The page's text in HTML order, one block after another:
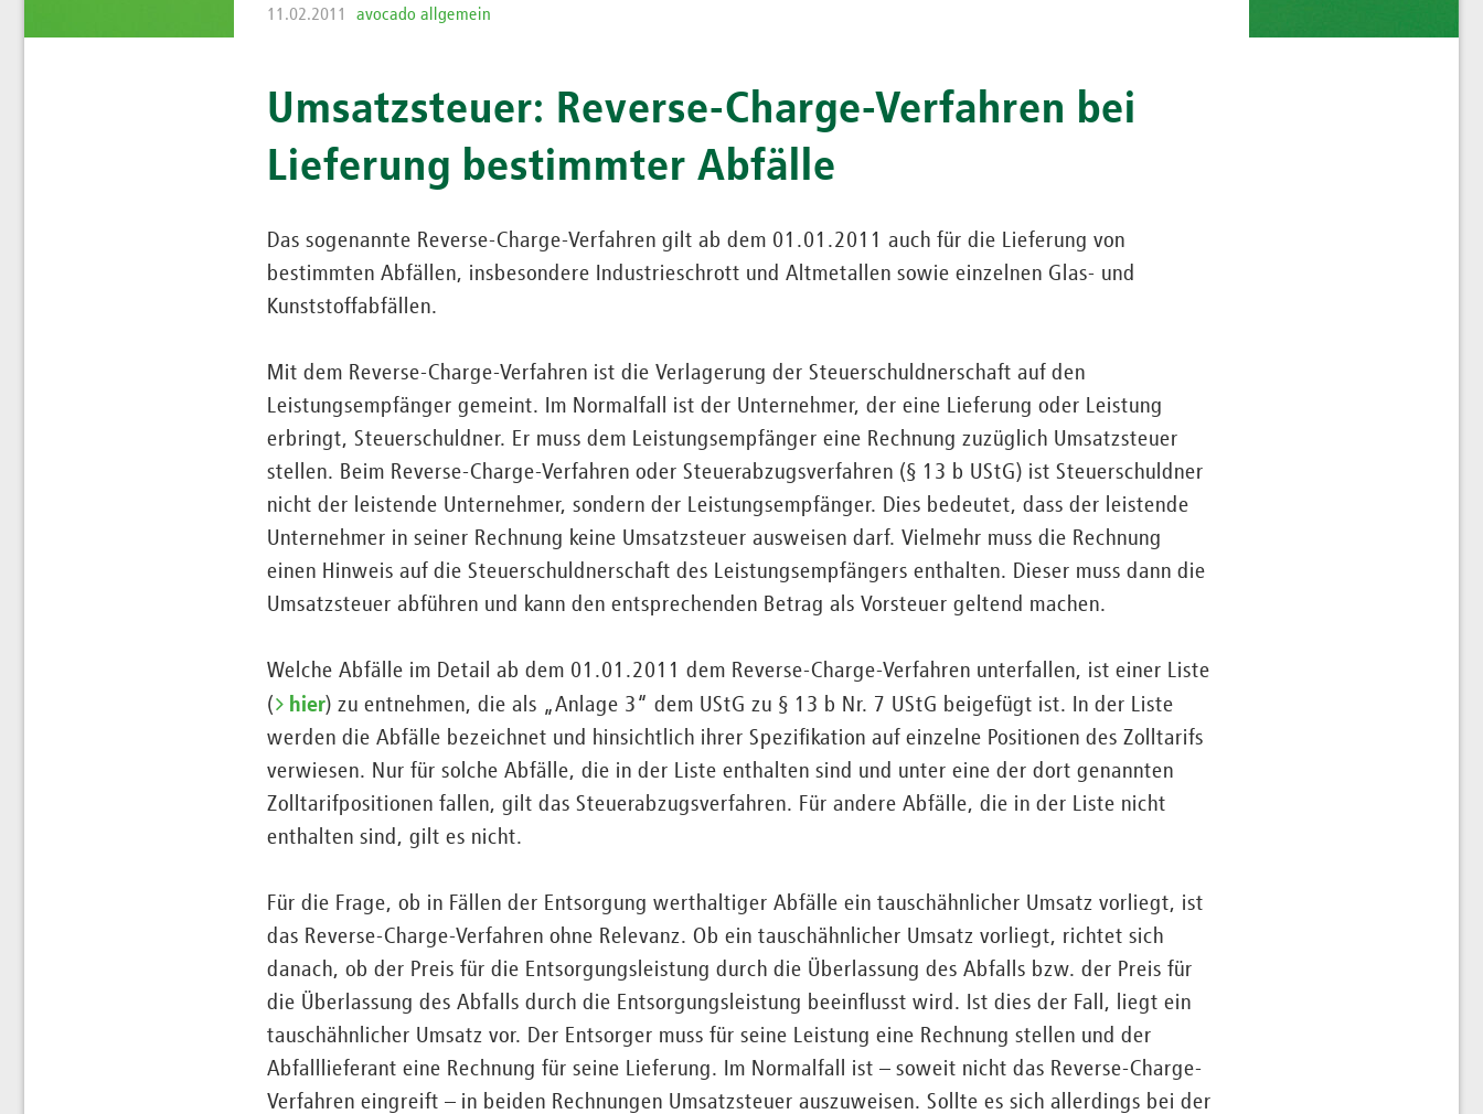
11.02.2011 avocado allgemein
Umsatzsteuer: Reverse-Charge-Verfahren bei
Lieferung bestimmter Abfälle
Das sogenannte Reverse-Charge-Verfahren gilt ab dem 01.01.2011 auch für die Lieferung von
bestimmten Abfällen, insbesondere Industrieschrott und Altmetallen sowie einzelnen Glas- und
Kunststoffabfällen.
Mit dem Reverse-Charge-Verfahren ist die Verlagerung der Steuerschuldnerschaft auf den
Leistungsempfänger gemeint. Im Normalfall ist der Unternehmer, der eine Lieferung oder Leistung
erbringt, Steuerschuldner. Er muss dem Leistungsempfänger eine Rechnung zuzüglich Umsatzsteuer
stellen. Beim Reverse-Charge-Verfahren oder Steuerabzugsverfahren (§ 13 b UStG) ist Steuerschuldner
nicht der leistende Unternehmer, sondern der Leistungsempfänger. Dies bedeutet, dass der leistende
Unternehmer in seiner Rechnung keine Umsatzsteuer ausweisen darf. Vielmehr muss die Rechnung
einen Hinweis auf die Steuerschuldnerschaft des Leistungsempfängers enthalten. Dieser muss dann die
Umsatzsteuer abführen und kann den entsprechenden Betrag als Vorsteuer geltend machen.
Welche Abfälle im Detail ab dem 01.01.2011 dem Reverse-Charge-Verfahren unterfallen, ist einer Liste
(
hier) zu entnehmen, die als „Anlage 3“ dem UStG zu § 13 b Nr. 7 UStG beigefügt ist. In der Liste
werden die Abfälle bezeichnet und hinsichtlich ihrer Spezifikation auf einzelne Positionen des Zolltarifs
verwiesen. Nur für solche Abfälle, die in der Liste enthalten sind und unter eine der dort genannten
Zolltarifpositionen fallen, gilt das Steuerabzugsverfahren. Für andere Abfälle, die in der Liste nicht
enthalten sind, gilt es nicht.
Für die Frage, ob in Fällen der Entsorgung werthaltiger Abfälle ein tauschähnlicher Umsatz vorliegt, ist
das Reverse-Charge-Verfahren ohne Relevanz. Ob ein tauschähnlicher Umsatz vorliegt, richtet sich
danach, ob der Preis für die Entsorgungsleistung durch die Überlassung des Abfalls bzw. der Preis für
die Überlassung des Abfalls durch die Entsorgungsleistung beeinflusst wird. Ist dies der Fall, liegt ein
tauschähnlicher Umsatz vor. Der Entsorger muss für seine Leistung eine Rechnung stellen und der
Abfalllieferant eine Rechnung für seine Lieferung. Im Normalfall ist – soweit nicht das Reverse-Charge-
Verfahren eingreift – in beiden Rechnungen Umsatzsteuer auszuweisen. Sollte es sich allerdings bei der